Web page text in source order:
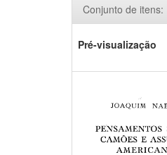
Conjunto de itens:
Pré-visualização